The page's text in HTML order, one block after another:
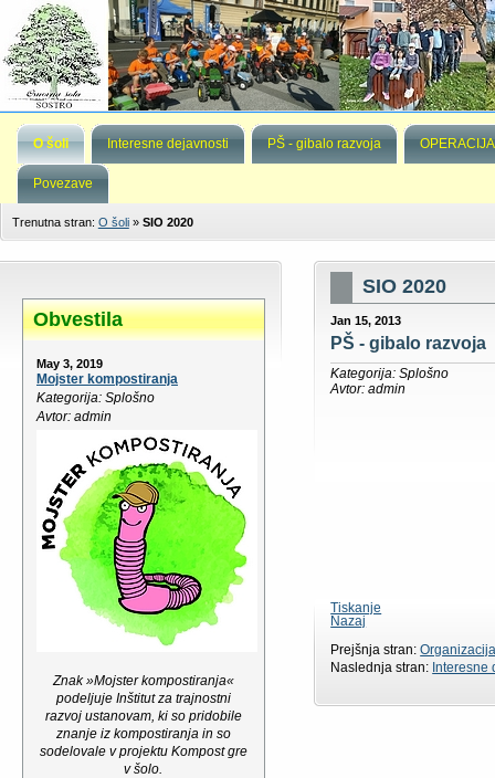
O šoli Interesne dejavnosti PŠ - gibalo razvoja
Povezave
Trenutna stran: O šoli» SIO 2020
Obvestila
May 3, 2019
Mojster kompostiranja
Kategorija: Splošno
Avtor: admin
Znak »Mojster kompostiranja«
podeljuje Inštitut za trajnostni
razvoj ustanovam, ki so pridobile
znanje iz kompostiranja in so
sodelovale v projektu Kompost gre
v šolo.
SIO 2020
Jan 15, 2013
PŠ - gibalo razvoja
Kategorija: Splošno
Avtor: admin
Tiskanje
Nazaj
Prejšnja stran:
Naslednja stran: Interesne